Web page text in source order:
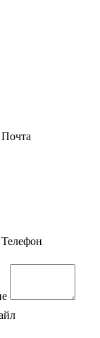
Почта
Телефон